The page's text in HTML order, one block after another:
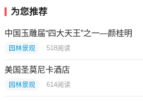
为您推荐
中国玉雕届“四大天王”之一—颜桂明
园林景观 518阅读
美国圣莫尼卡酒店
园林景观 614阅读